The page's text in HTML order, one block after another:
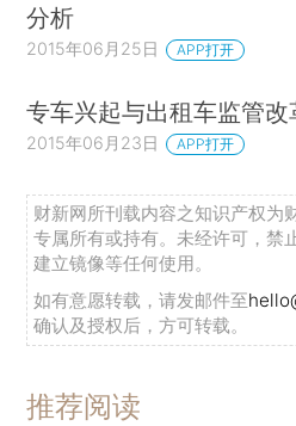
分析
2015年06月25日 APP打开
专车兴起与出租车监管改
2015年06月23日 APP打开
财新网所刊载内容之知识产权为
专属所有或持有。未经许可，禁
建立镜像等任何使用。
如有意愿转载，请发邮件至
确认及授权后，方可转载。
推荐阅读